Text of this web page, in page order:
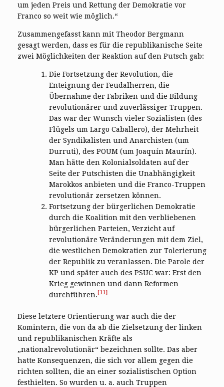
um jeden Preis und Rettung der Demokratie vor
Franco so weit wie möglich.“
Zusammengefasst kann mit Theodor Bergmann
gesagt werden, dass es für die republikanische Seite
zwei Möglichkeiten der Reaktion auf den Putsch gab:
Die Fortsetzung der Revolution, die
Enteignung der Feudalherren, die
Übernahme der Fabriken und die Bildung
revolutionärer und zuverlässiger Truppen.
Das war der Wunsch vieler Sozialisten (des
Flügels um Largo Caballero), der Mehrheit
der Syndikalisten und Anarchisten (um
Durruti), des POUM (um Joaquín Maurín).
Man hätte den Kolonialsoldaten auf der
Seite der Putschisten die Unabhängigkeit
Marokkos anbieten und die Franco-Truppen
revolutionär zersetzen können.
Fortsetzung der bürgerlichen Demokratie
durch die Koalition mit den verbliebenen
bürgerlichen Parteien, Verzicht auf
revolutionäre Veränderungen mit dem Ziel,
die westlichen Demokratien zur Tolerierung
der Republik zu veranlassen. Die Parole der
KP und später auch des PSUC war: Erst den
Krieg gewinnen und dann Reformen
durchführen.[11]
Diese letztere Orientierung war auch die der
Komintern, die von da ab die Zielsetzung der linken
und republikanischen Kräfte als
„nationalrevolutionär“ bezeichnen sollte. Das aber
hatte Konsequenzen, die sich vor allem gegen die
richten sollten, die an einer sozialistischen Option
festhielten. So wurden u. a. auch Truppen